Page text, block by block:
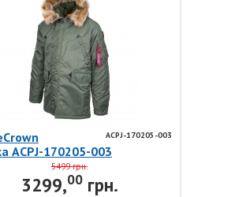
ACPJ-170205-003
ACPJ-170205-003
5499 грн.
3299,00грн.